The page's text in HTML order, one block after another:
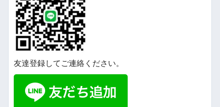
友達登録してご連絡ください。